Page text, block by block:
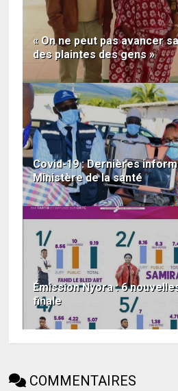
« On ne peut pas avancer
des plaintes des gens »
Covid-19 : Dernières
Ministère de la santé
Émission Nyora : 6
finale
COMMENTAIRES